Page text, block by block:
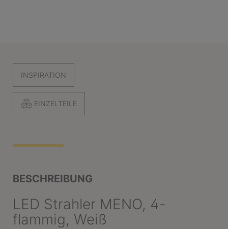
INSPIRATION
EINZELTEILE
BESCHREIBUNG
LED Strahler MENO, 4-
flammig, Weiß